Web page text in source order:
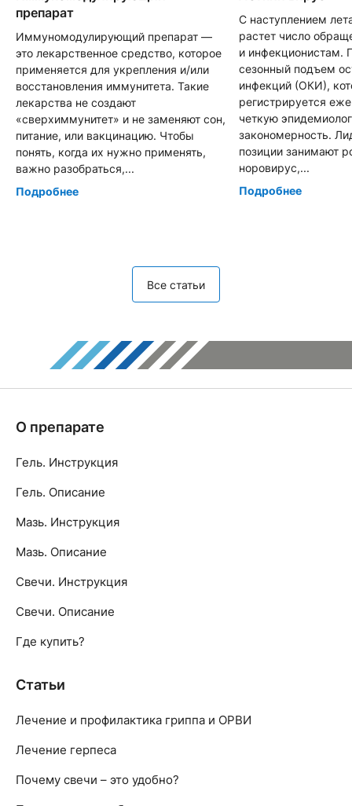
препарат
Иммуномодулирующий препарат —
это лекарственное средство, которое
применяется для укрепления и/или
восстановления иммунитета. Такие
лекарства не создают
«сверхиммунитет» и не заменяют сон,
питание, или вакцинацию. Чтобы
понять, когда их нужно применять,
важно разобраться,...
Подробнее
С наступлением
растет число
и инфекционистам.
сезонный подъем
инфекций (ОКИ),
регистрируется
четкую
закономерность.
позиции занимают
норовирус,...
Подробнее
Все статьи
О препарате
Гель. Инструкция
Гель. Описание
Мазь. Инструкция
Мазь. Описание
Свечи. Инструкция
Свечи. Описание
Где купить?
Статьи
Лечение и профилактика гриппа и ОРВИ
Лечение герпеса
Почему свечи – это удобно?